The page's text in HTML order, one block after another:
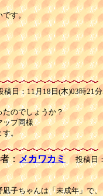
す。
日：11月18日(木)03時21分
たのでしょうか？
ップ同様
す。
： メカワカミ 投稿日：
子ちゃんは「未成年」で、